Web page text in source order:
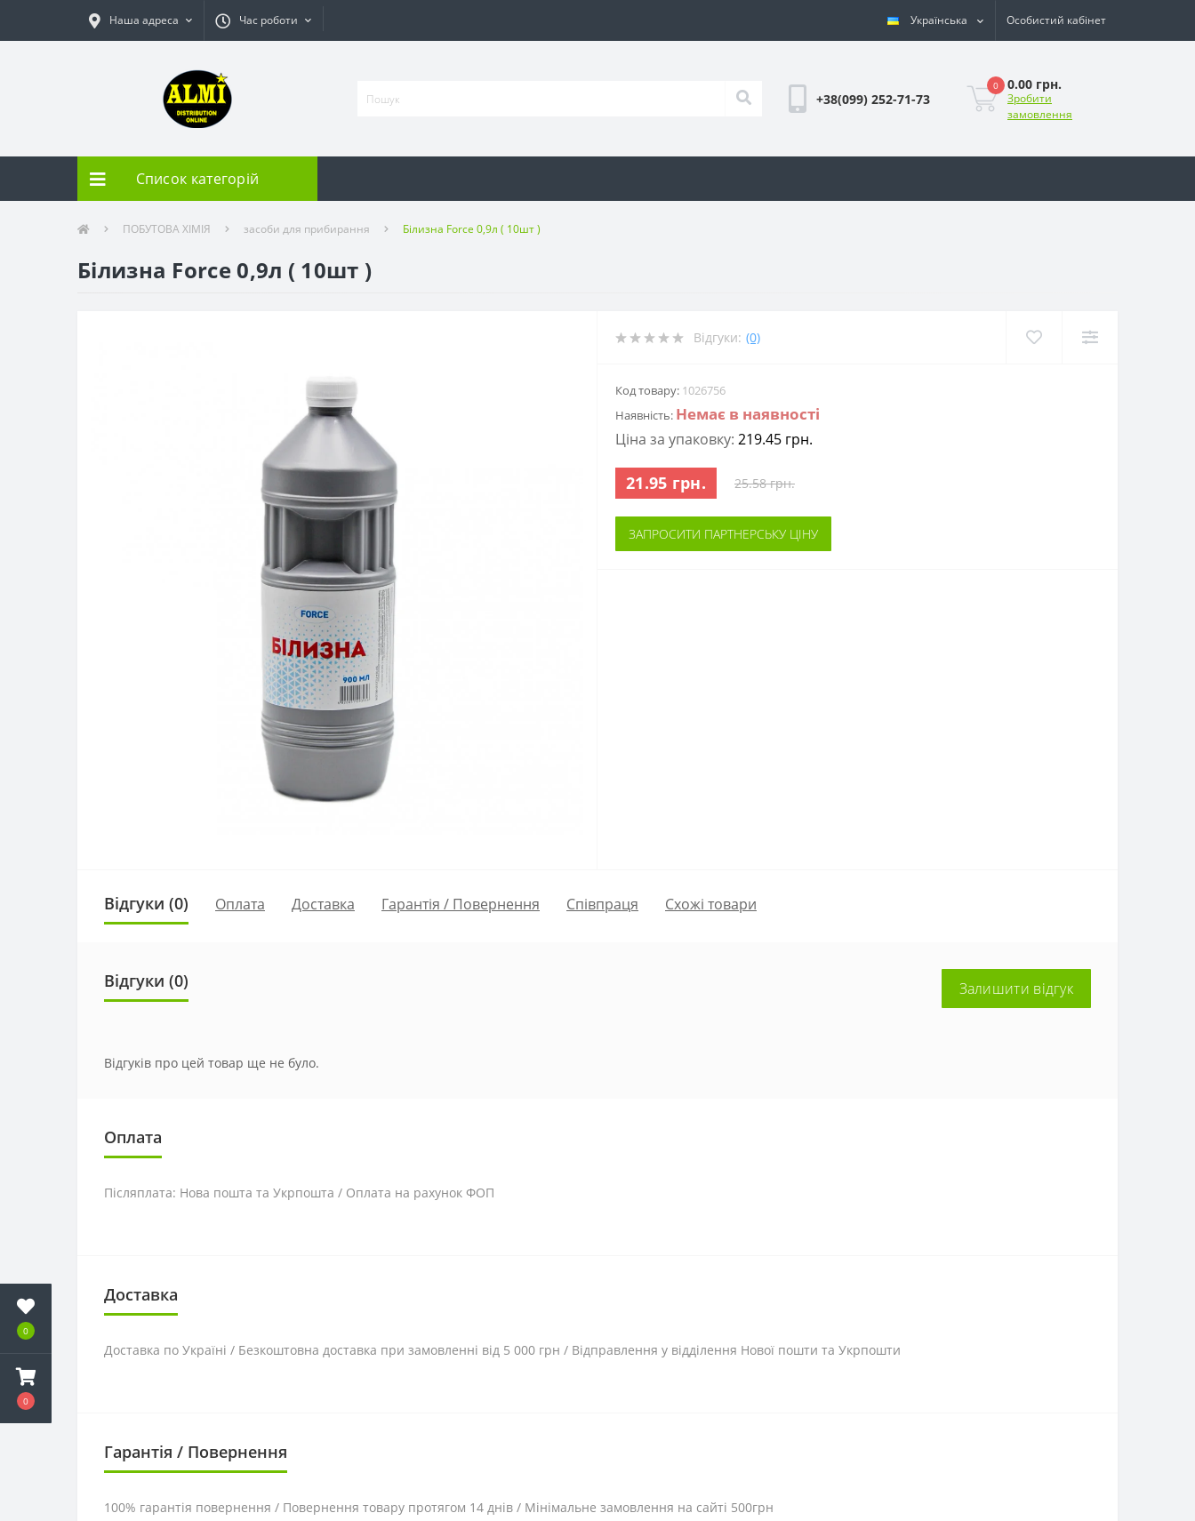
0
0
Наша адреса Час роботи Українська Особистий кабінет
+38(099) 252-71-73
0 0.00 грн.
Зробити
замовлення
Список категорій
ПОБУТОВА ХІМІЯ засоби для прибирання Білизна Force 0,9л ( 10шт )
Білизна Force 0,9л ( 10шт )
Відгуки: (0)
Код товару: 1026756
Наявність: Немає в наявності
Ціна за упаковку: 219.45 грн.
21.95 грн. 25.58 грн.
ЗАПРОСИТИ ПАРТНЕРСЬКУ ЦІНУ
Відгуки (0) Оплата Доставка Гарантія / Повернення Співпраця Схожі товари
Відгуки (0) Залишити відгук
Відгуків про цей товар ще не було.
Оплата
Післяплата: Нова пошта та Укрпошта / Оплата на рахунок ФОП
Доставка
Доставка по Україні / Безкоштовна доставка при замовленні від 5 000 грн / Відправлення у відділення Нової пошти та Укрпошти
Гарантія / Повернення
100% гарантія повернення / Повернення товару протягом 14 днів / Мінімальне замовлення на сайті 500грн